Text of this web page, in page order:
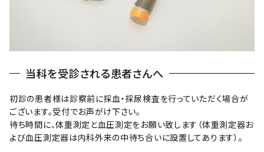
当科を受診される患者さんへ
初診の患者様は診察前に採血・採尿検査を行っていただく場合が
ございます。受付でお声がけ下さい。
待ち時間に、体重測定と血圧測定をお願い致します（体重測定器お
よび血圧測定器は内科外来の中待ち合いに設置してあります）。